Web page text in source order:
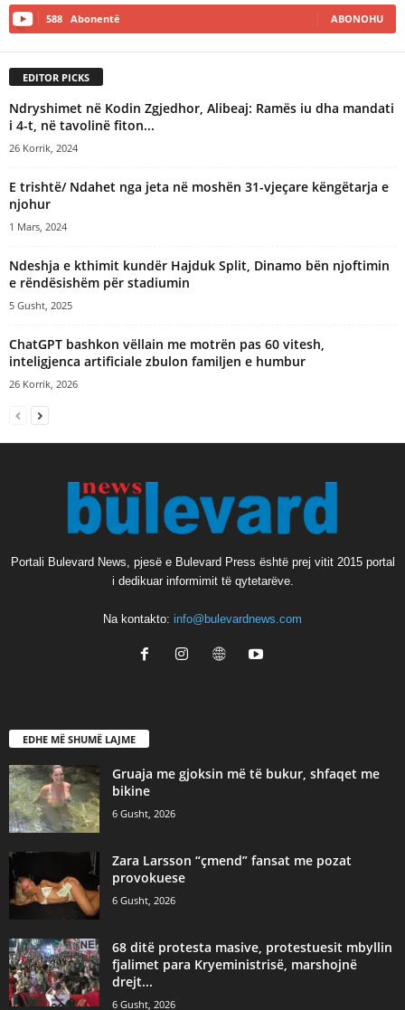
588 Abonentë ABONOHU
EDITOR PICKS
Ndryshimet në Kodin Zgjedhor, Alibeaj: Ramës iu dha mandati
i 4-t, në tavolinë fiton...
26 Korrik, 2024
E trishtë/ Ndahet nga jeta në moshën 31-vjeçare këngëtarja e
njohur
1 Mars, 2024
Ndeshja e kthimit kundër Hajduk Split, Dinamo bën njoftimin
e rëndësishëm për stadiumin
5 Gusht, 2025
ChatGPT bashkon vëllain me motrën pas 60 vitesh,
inteligjenca artificiale zbulon familjen e humbur
26 Korrik, 2026
Portali Bulevard News, pjesë e Bulevard Press është prej vitit 2015 portal
i dedikuar informimit të qytetarëve.
Na kontakto: info@bulevardnews.com
EDHE MË SHUMË LAJME
Gruaja me gjoksin më të bukur, shfaqet me
bikine
6 Gusht, 2026
Zara Larsson “çmend” fansat me pozat
provokuese
6 Gusht, 2026
68 ditë protesta masive, protestuesit mbyllin
fjalimet para Kryeministrisë, marshojnë
drejt...
6 Gusht, 2026